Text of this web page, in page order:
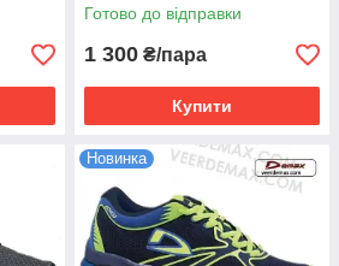
Готово до відправки
1 300 ₴/пара
Купити
Новинка